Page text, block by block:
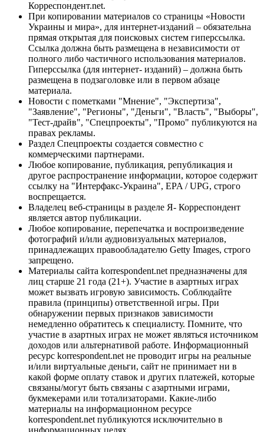
Корреспондент.net.
При копировании материалов со страницы «Новости
Украины и мира», для интернет-изданий – обязательна
прямая открытая для поисковых систем гиперссылка.
Ссылка должна быть размещена в независимости от
полного либо частичного использования материалов.
Гиперссылка (для интернет- изданий) – должна быть
размещена в подзаголовке или в первом абзаце
материала.
Новости с пометками "Мнение", "Экспертиза",
"Заявление", "Регионы", "Деньги", "Власть", "Выборы",
"Тест-драйв", "Спецпроекты", "Промо" публикуются на
правах рекламы.
Раздел Спецпроекты создается совместно с
коммерческими партнерами.
Любое копирование, публикация, републикация и
другое распространение информации, которое содержит
ссылку на "Интерфакс-Украина", EPA / UPG, строго
воспрещается.
Владелец веб-страницы в разделе Я- Корреспондент
является автор публикации.
Любое копирование, перепечатка и воспроизведение
фотографий и/или аудиовизуальных материалов,
принадлежащих правообладателю Getty Images, строго
запрещено.
Материалы сайта korrespondent.net предназначены для
лиц старше 21 года (21+). Участие в азартных играх
может вызвать игровую зависимость. Соблюдайте
правила (принципы) ответственной игры. При
обнаружении первых признаков зависимости
немедленно обратитесь к специалисту. Помните, что
участие в азартных играх не может являться источником
доходов или альтернативой работе. Информационный
ресурс korrespondent.net не проводит игры на реальные
и/или виртуальные деньги, сайт не принимает ни в
какой форме оплату ставок и других платежей, которые
связаны/могут быть связаны с азартными играми,
букмекерами или тотализаторами. Какие-либо
материалы на информационном ресурсе
korrespondent.net публикуются исключительно в
информационных целях.